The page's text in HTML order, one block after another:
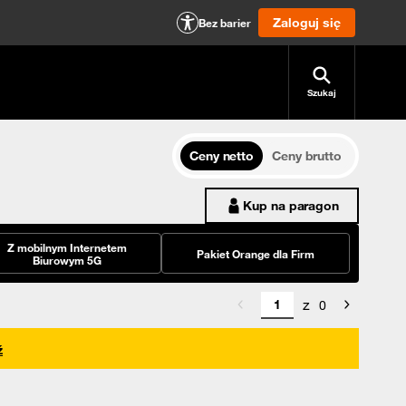
Bez barier Zaloguj się
Szukaj
Ceny netto
Ceny brutto
Kup na paragon
Z mobilnym Internetem
Biurowym 5G
Pakiet Orange dla Firm
z 0